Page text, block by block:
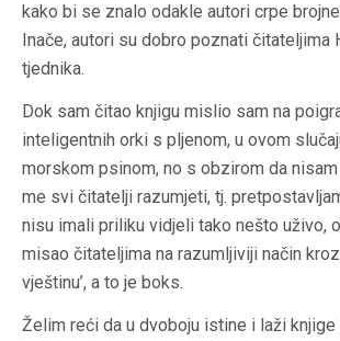
kako bi se znalo odakle autori crpe
Inače, autori su dobro poznati čitateljima
tjednika.
Dok sam čitao knjigu mislio sam na
inteligentnih orki s pljenom, u ovom
morskom psinom, no s obzirom da
me svi čitatelji razumjeti, tj.
nisu imali priliku vidjeli tako nešto uživo,
misao čitateljima na razumljiviji način
vještinu’, a to je boks.
Želim reći da u dvoboju istine i laži knjige